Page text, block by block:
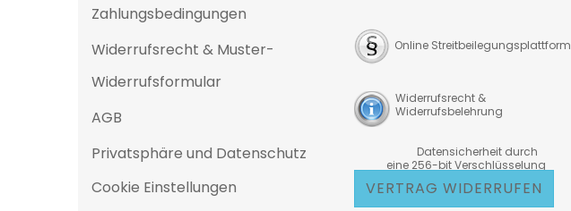
Zahlungsbedingungen
Widerrufsrecht & Muster-
Widerrufsformular
AGB
Privatsphäre und Datenschutz
Cookie Einstellungen
Online Streitbeilegungsplattform
Widerrufsrecht &
Widerrufsbelehrung
Datensicherheit durch
eine 256-bit Verschlüsselung
VERTRAG WIDERRUFEN